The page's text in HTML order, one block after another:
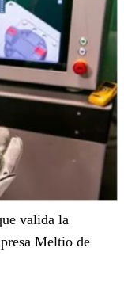
valida la
Meltio de